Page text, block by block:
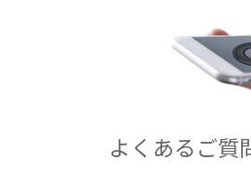
よくあるご質